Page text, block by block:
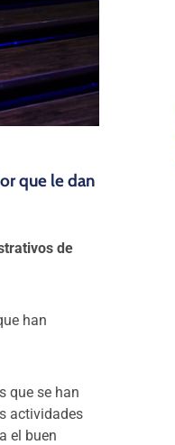
que le dan
de
han
que se han
actividades
el buen